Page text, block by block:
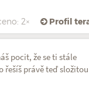
2× Profil
pocit, že se ti stále
řešíš právě teď složitou